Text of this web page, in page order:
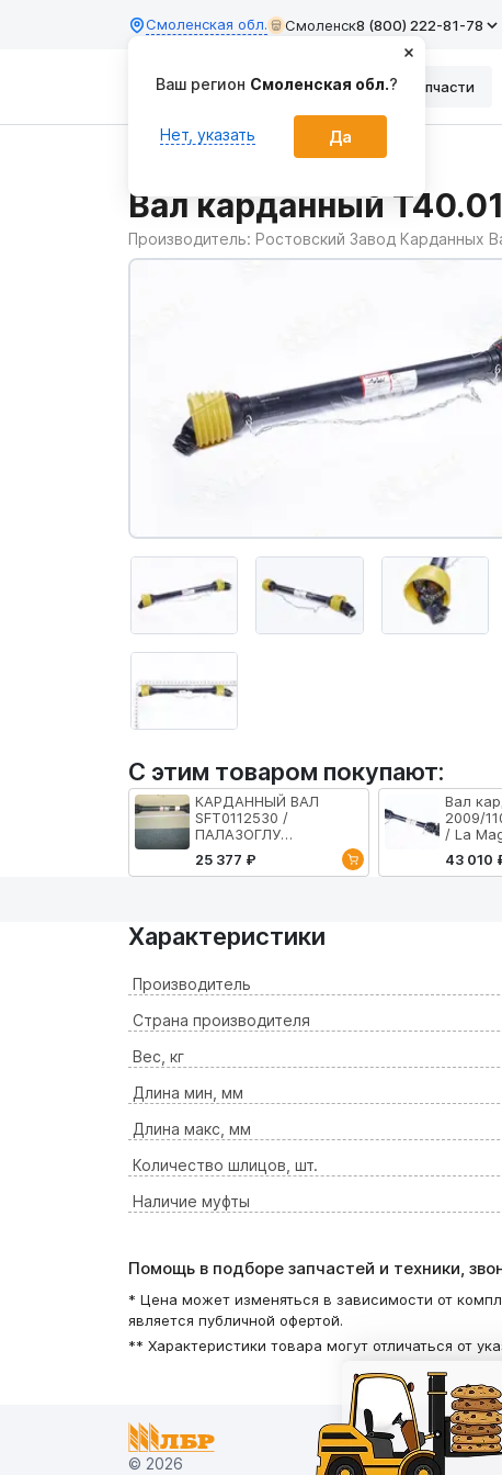
Смоленская обл. Смоленск8 (800) 222-81-78
Каталог Запчасти
Вал карданный
Производитель: Ростовский Завод Карданных
С этим товаром покупают:
КАРДАННЫЙ ВАЛ
SFT0112530 /
ПАЛАЗОГЛУ
25 377 ₽
Вал
2009/
/ La
43 010
Характеристики
Производитель
Страна производителя
Вес, кг
Длина мин, мм
Длина макс, мм
Количество шлицов, шт.
Наличие муфты
Помощь в подборе запчастей и техники,
* Цена может изменяться в зависимости от
является публичной офертой.
** Характеристики товара могут отличаться от
© 2026
Ваш регион Смоленская обл.?
Нет, указать Да